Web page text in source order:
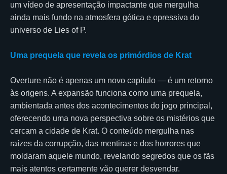
um vídeo de apresentação impactante que mergulha
ainda mais fundo na atmosfera gótica e opressiva do
universo de Lies of P.
Uma prequela que revela os primórdios de Krat
Overture não é apenas um novo capítulo — é um retorno
às origens. A expansão funciona como uma prequela,
ambientada antes dos acontecimentos do jogo principal,
oferecendo uma nova perspectiva sobre os mistérios que
cercam a cidade de Krat. O conteúdo mergulha nas
raízes da corrupção, das mentiras e dos horrores que
moldaram aquele mundo, revelando segredos que os fãs
mais atentos certamente vão querer desvendar.